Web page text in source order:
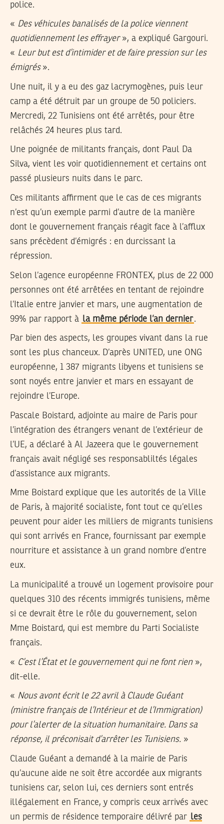
police.
« Des véhicules banalisés de la police viennent
quotidiennement les effrayer», a expliqué Gargouri.
« Leur but est d’intimider et de faire pression sur les
émigrés ».
Une nuit, il y a eu des gaz lacrymogènes, puis leur
camp a été détruit par un groupe de 50 policiers.
Mercredi, 22 Tunisiens ont été arrêtés, pour être
relâchés 24 heures plus tard.
Une poignée de militants français, dont Paul Da
Silva, vient les voir quotidiennement et certains ont
passé plusieurs nuits dans le parc.
Ces militants affirment que le cas de ces migrants
n’est qu’un exemple parmi d’autre de la manière
dont le gouvernement français réagit face à l’afflux
sans précèdent d’émigrés : en durcissant la
répression.
Selon l’agence européenne FRONTEX, plus de 22 000
personnes ont été arrêtées en tentant de rejoindre
l’Italie entre janvier et mars, une augmentation de
99% par rapport à la même période l’an dernier.
Par bien des aspects, les groupes vivant dans la rue
sont les plus chanceux. D’après UNITED, une ONG
européenne, 1 387 migrants libyens et tunisiens se
sont noyés entre janvier et mars en essayant de
rejoindre l’Europe.
Pascale Boistard, adjointe au maire de Paris pour
l’intégration des étrangers venant de l’extérieur de
l’UE, a déclaré à Al Jazeera que le gouvernement
français avait négligé ses responsabliltés légales
d’assistance aux migrants.
Mme Boistard explique que les autorités de la Ville
de Paris, à majorité socialiste, font tout ce qu’elles
peuvent pour aider les milliers de migrants tunisiens
qui sont arrivés en France, fournissant par exemple
nourriture et assistance à un grand nombre d’entre
eux.
La municipalité a trouvé un logement provisoire pour
quelques 310 des récents immigrés tunisiens, même
si ce devrait être le rôle du gouvernement, selon
Mme Boistard, qui est membre du Parti Socialiste
français.
« C’est l’État et le gouvernement qui ne font rien»,
dit-elle.
« Nous avont écrit le 22 avril à Claude Guéant
(ministre français de l’Intérieur et de l’Immigration)
pour l’alerter de la situation humanitaire. Dans sa
réponse, il préconisait d’arrêter les Tunisiens. »
Claude Guéant a demandé à la mairie de Paris
qu’aucune aide ne soit être accordée aux migrants
tunisiens car, selon lui, ces derniers sont entrés
illégalement en France, y compris ceux arrivés avec
un permis de résidence temporaire délivré par les